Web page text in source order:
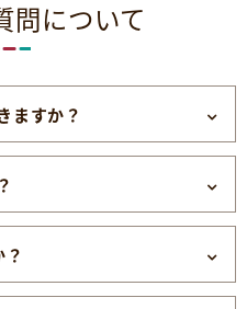
問について
ますか？